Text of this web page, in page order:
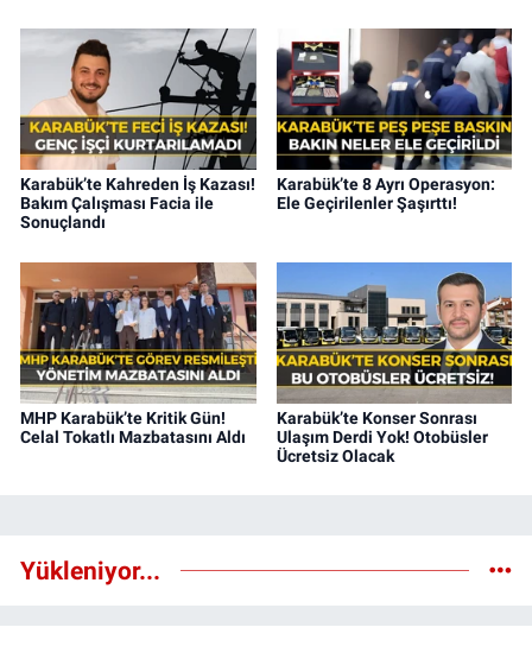
Karabük’te Kahreden İş Kazası!
Bakım Çalışması Facia ile
Sonuçlandı
Karabük’te 8 Ayrı Operasyon:
Ele Geçirilenler Şaşırttı!
MHP Karabük’te Kritik Gün!
Celal Tokatlı Mazbatasını Aldı
Karabük’te Konser Sonrası
Ulaşım Derdi Yok! Otobüsler
Ücretsiz Olacak
Yükleniyor...